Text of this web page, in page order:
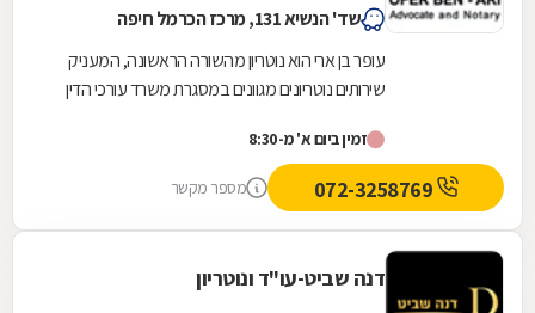
שד' הנשיא 131, מרכז הכרמל חיפה
עופר בן ארי הוא נוטריון מהשורה הראשונה, המעניק
שירותים נוטריונים מגוונים במסגרת משרד עורכי הדין
זמין ביום א' מ-8:30
מספר מקשר
דנה שביט-עו"ד ונוטריון